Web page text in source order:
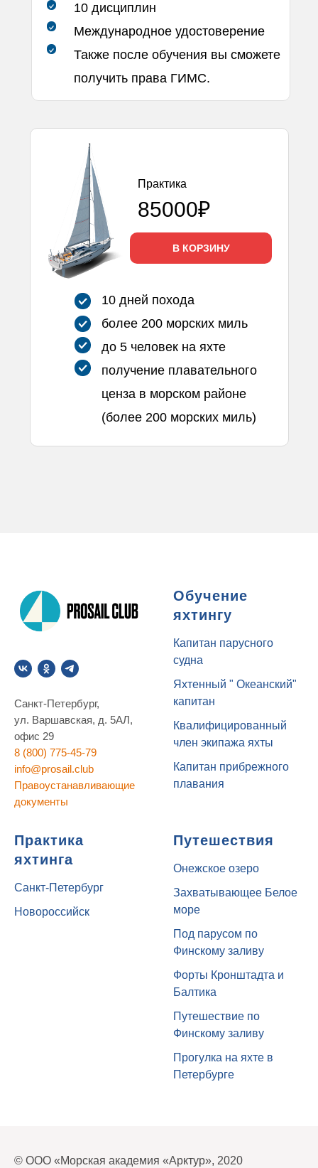
10 дисциплин
Международное удостоверение
Также после обучения вы сможете
получить права ГИМС.
В КОРЗИНУ
85000₽
Практика
10 дней похода
более 200 морских миль
до 5 человек на яхте
получение плавательного
ценза в морском районе
(более 200 морских миль)
Санкт-Петербург,
ул. Варшавская, д. 5АЛ,
офис 29
8 (800) 775-45-79
info@prosail.club
Правоустанавливающие
документы
Обучение
яхтингу
Капитан парусного
судна
Яхтенный " Океанский"
капитан
Квалифицированный
член экипажа яхты
Капитан прибрежного
плавания
Практика
яхтинга
Санкт-Петербург
Новороссийск
Путешествия
Онежское озеро
Захватывающее Белое
море
Под парусом по
Финскому заливу
Форты Кронштадта и
Балтика
Путешествие по
Финскому заливу
Прогулка на яхте в
Петербурге
© ООО «Морская академия «Арктур», 2020